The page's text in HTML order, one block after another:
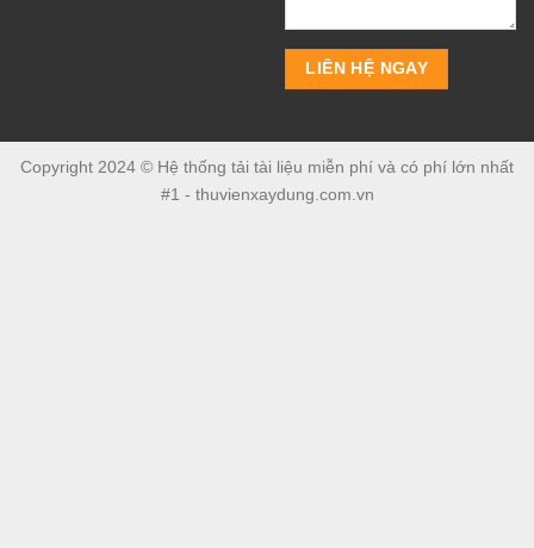
Copyright 2024 © Hệ thống tải tài liệu miễn phí và có phí lớn nhất
#1 - thuvienxaydung.com.vn